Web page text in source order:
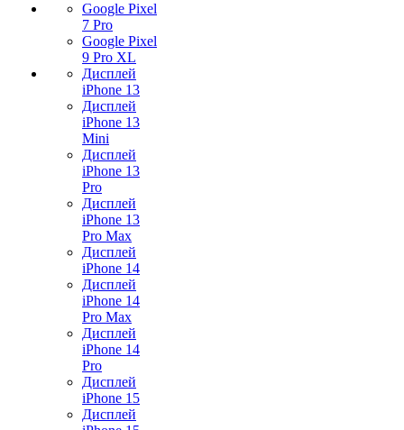
Google Pixel
7 Pro
Google Pixel
9 Pro XL
Дисплей
iPhone 13
Дисплей
iPhone 13
Mini
Дисплей
iPhone 13
Pro
Дисплей
iPhone 13
Pro Max
Дисплей
iPhone 14
Дисплей
iPhone 14
Pro Max
Дисплей
iPhone 14
Pro
Дисплей
iPhone 15
Дисплей